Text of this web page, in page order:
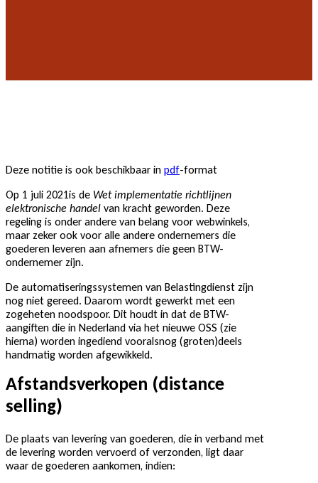
Deze notitie is ook beschikbaar in pdf-format
Op 1 juli 2021is de Wet implementatie richtlijnen
elektronische handel van kracht geworden. Deze
regeling is onder andere van belang voor webwinkels,
maar zeker ook voor alle andere ondernemers die
goederen leveren aan afnemers die geen BTW-
ondernemer zijn.
De automatiseringssystemen van Belastingdienst zijn
nog niet gereed. Daarom wordt gewerkt met een
zogeheten noodspoor. Dit houdt in dat de BTW-
aangiften die in Nederland via het nieuwe OSS (zie
hierna) worden ingediend vooralsnog (groten)deels
handmatig worden afgewikkeld.
Afstandsverkopen (distance
selling)
De plaats van levering van goederen, die in verband met
de levering worden vervoerd of verzonden, ligt daar
waar de goederen aankomen, indien: